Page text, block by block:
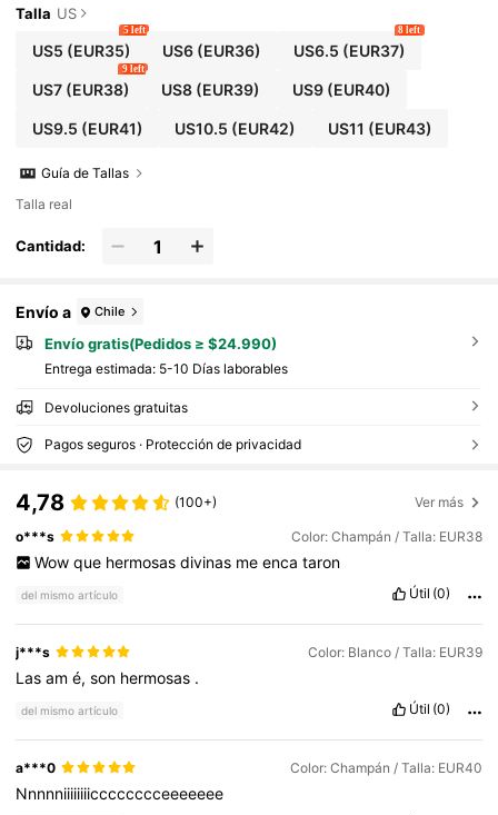
en primavera y verano
Talla US
US5 (EUR35)
5 left
US6 (EUR36) US6.5 (EUR37)
8 left
US7(EUR38)
9 left
US8 (EUR39) US9(EUR40)
US9.5 (EUR41) US10.5 (EUR42) US11 (EUR43)
Guía de Tallas
Talla real
Cantidad:
Envío a Chile
Envío gratis(Pedidos ≥ $24.990)
Entrega estimada: 5-10 Días laborables
Devoluciones gratuitas
Pagos seguros · Protección de privacidad
4,78 (100+) Ver más
o***s Color: Champán / Talla: EUR38
Wow que hermosas divinas me enca taron
del mismo artículo Útil (0)
j***s Color: Blanco / Talla: EUR39
Lasamé,son hermosas .
del mismo artículo Útil (0)
a***0 Color: Champán / Talla: EUR40
Nnnnniiiiiiiicccccccceeeeeee